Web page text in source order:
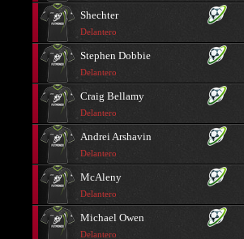
Shechter
Delantero
Stephen Dobbie
Delantero
Craig Bellamy
Delantero
Andrei Arshavin
Delantero
McAleny
Delantero
Michael Owen
Delantero